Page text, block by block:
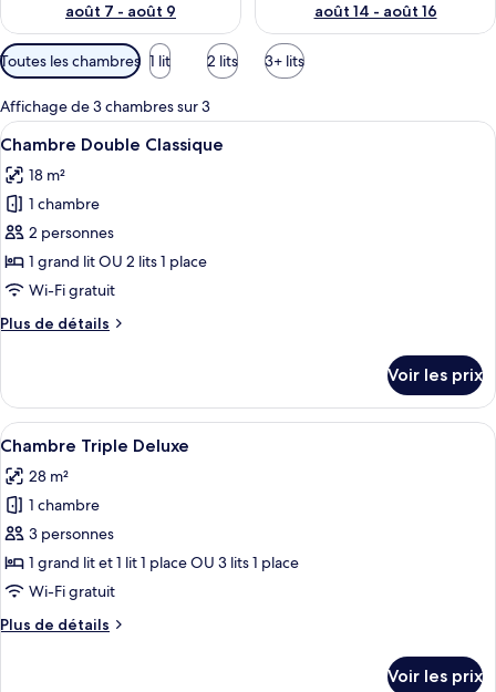
août 7 - août 9
août 14 - août 16
Filtres
disponibles
pour
les
chambres
Toutes les chambres 1 lit 2 lits 3+ lits
Affichage de 3 chambres sur 3
Afficher
toutes
les
photos
pour
ce
type
chambre :
Classique
Une chambre d’hôtel avec un
14
Chambre Double Classique
18 m²
1 chambre
2 personnes
1 grand lit OU 2 lits 1 place
Wi-Fi gratuit
Plus de détails
Plus
le
type
de
Chambre
Double
Classique
Voir les prix
Afficher
toutes
les
photos
pour
ce
type
chambre :
Une chambre d’hôtel moderne
6
Chambre Triple Deluxe
28 m²
1 chambre
3 personnes
1 grand lit et 1 lit 1 place OU 3 lits 1 place
Wi-Fi gratuit
Plus de détails
Plus
Voir les prix